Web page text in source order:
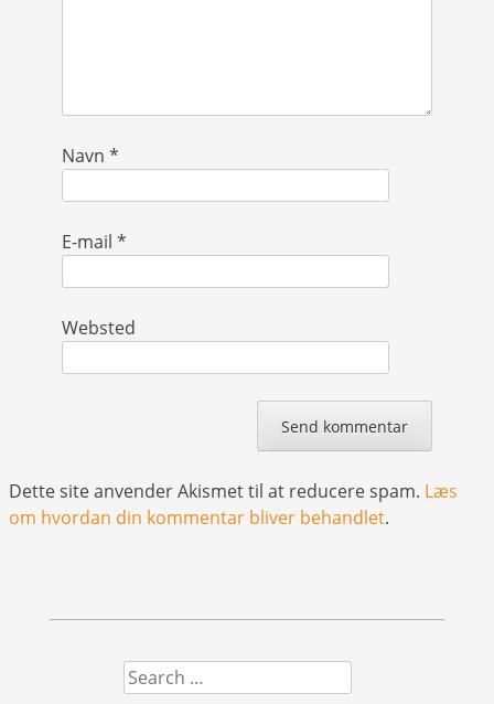
Navn *
E-mail *
Websted
Dette site anvender Akismet til at reducere spam. Læs
om hvordan din kommentar bliver behandlet.
Search